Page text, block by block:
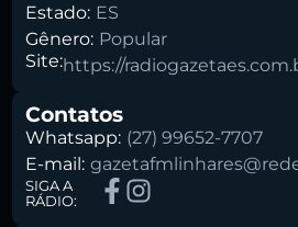
Estado: ES
Gênero: Popular
Site:https://
Contatos
Whatsapp: (27) 99652-7707
E-mail:
SIGA A
RÁDIO: